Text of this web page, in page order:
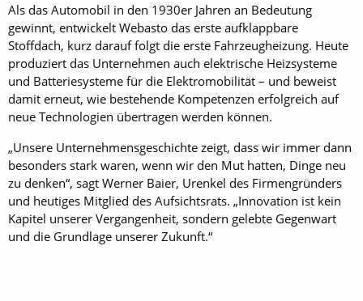
Als das Automobil in den 1930er Jahren an Bedeutung
gewinnt, entwickelt Webasto das erste aufklappbare
Stoffdach, kurz darauf folgt die erste Fahrzeugheizung. Heute
produziert das Unternehmen auch elektrische Heizsysteme
und Batteriesysteme für die Elektromobilität – und beweist
damit erneut, wie bestehende Kompetenzen erfolgreich auf
neue Technologien übertragen werden können.
„Unsere Unternehmensgeschichte zeigt, dass wir immer dann
besonders stark waren, wenn wir den Mut hatten, Dinge neu
zu denken“, sagt Werner Baier, Urenkel des Firmengründers
und heutiges Mitglied des Aufsichtsrats. „Innovation ist kein
Kapitel unserer Vergangenheit, sondern gelebte Gegenwart
und die Grundlage unserer Zukunft.“